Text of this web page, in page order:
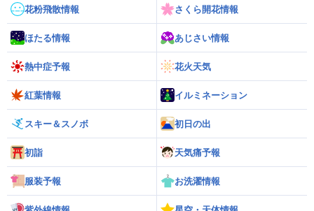
花粉飛散情報 さくら開花情報
ほたる情報 あじさい情報
熱中症予報 花火天気
紅葉情報 イルミネーション
スキー＆スノボ 初日の出
初詣 天気痛予報
服装予報 お洗濯情報